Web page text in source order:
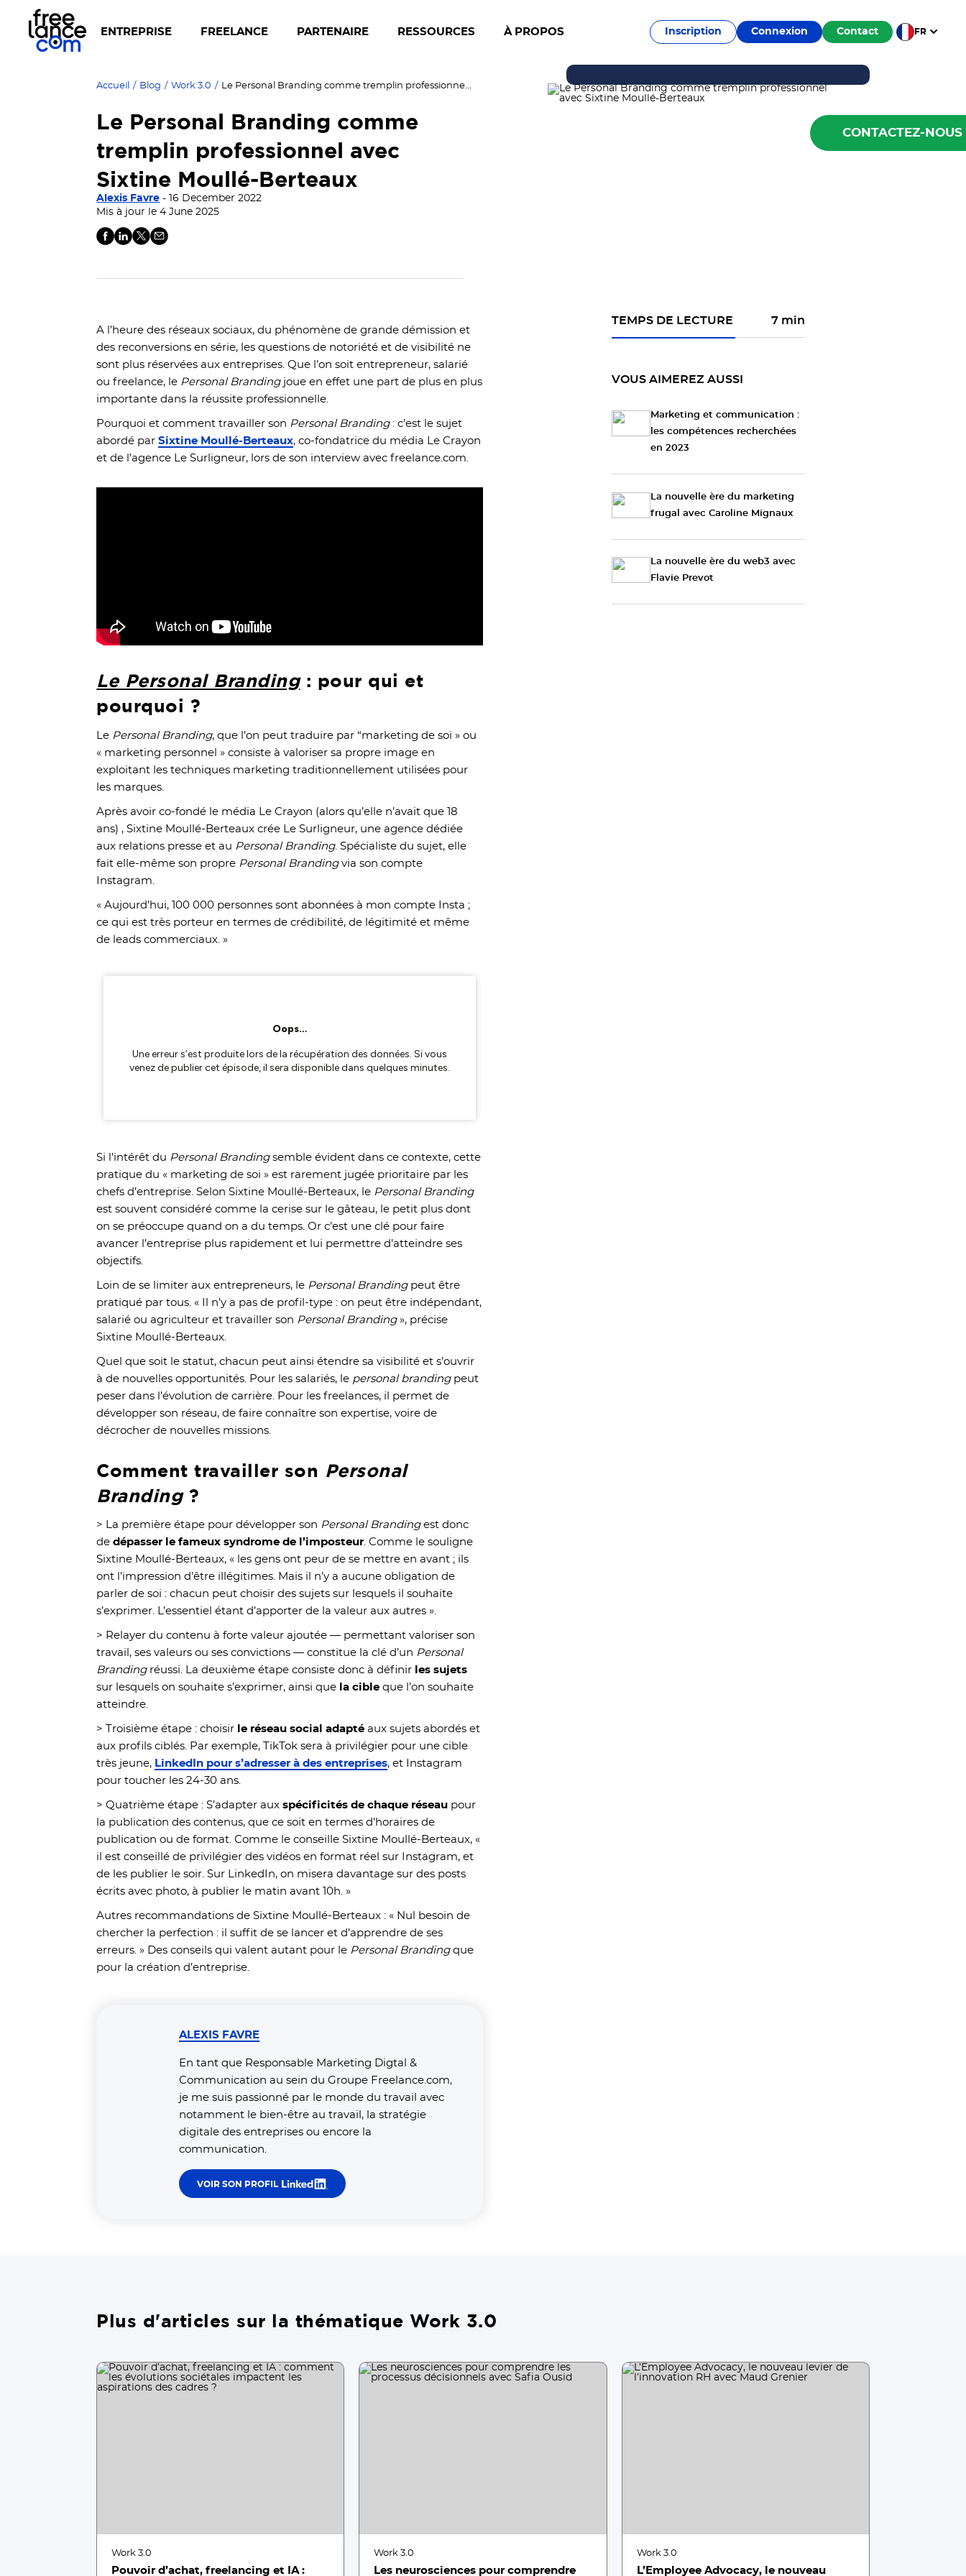
ENTREPRISE FREELANCE PARTENAIRE RESSOURCES À PROPOS Inscription Connexion Contact FR
Accueil / Blog / Work 3.0 / Le Personal Branding comme tremplin professionnel avec Sixtine Moullé-Berteaux
Le Personal Branding comme
tremplin professionnel avec
Sixtine Moullé-Berteaux
Alexis Favre - 16 December 2022
Mis à jour le 4 June 2025
A l’heure des réseaux sociaux, du phénomène de grande démission et
des reconversions en série, les questions de notoriété et de visibilité ne
sont plus réservées aux entreprises. Que l’on soit entrepreneur, salarié
ou freelance, le Personal Brandingjoue en effet une part de plus en plus
importante dans la réussite professionnelle.
Pourquoi et comment travailler son Personal Branding: c’est le sujet
abordé parSixtine Moullé-Berteaux, co-fondatrice du média Le Crayon
et de l’agence Le Surligneur, lors de son interview avec freelance.com.
Le Personal Branding: pour qui et
pourquoi ?
Le Personal Branding, que l’on peut traduire par “marketing de soi » ou
« marketing personnel » consiste à valoriser sa propre image en
exploitant les techniques marketing traditionnellement utilisées pour
les marques.
Après avoir co-fondé le média Le Crayon (alors qu’elle n’avait que 18
ans) , Sixtine Moullé-Berteaux crée Le Surligneur, une agence dédiée
aux relations presse et au Personal Branding. Spécialiste du sujet, elle
fait elle-même son propre Personal Brandingvia son compte
Instagram.
« Aujourd’hui, 100 000 personnes sont abonnées à mon compte Insta ;
ce qui est très porteur en termes de crédibilité, de légitimité et même
de leads commerciaux. »
Si l’intérêt du Personal Brandingsemble évident dans ce contexte, cette
pratique du « marketing de soi » est rarement jugée prioritaire par les
chefs d’entreprise. Selon Sixtine Moullé-Berteaux, le Personal Branding
est souvent considéré comme la cerise sur le gâteau, le petit plus dont
on se préoccupe quand on a du temps. Or c’est une clé pour faire
avancer l’entreprise plus rapidement et lui permettre d’atteindre ses
objectifs.
Loin de se limiter aux entrepreneurs, le Personal Branding peut être
pratiqué par tous. « Il n’y a pas de profil-type : on peut être indépendant,
salarié ou agriculteur et travailler son Personal Branding», précise
Sixtine Moullé-Berteaux.
Quel que soit le statut, chacun peut ainsi étendre sa visibilité et s’ouvrir
à de nouvelles opportunités. Pour les salariés, le personal brandingpeut
peser dans l’évolution de carrière. Pour les freelances, il permet de
développer son réseau, de faire connaître son expertise, voire de
décrocher de nouvelles missions.
Comment travailler son Personal
Branding?
> La première étape pour développer son Personal Brandingest donc
dedépasser le fameux syndrome de l’imposteur. Comme le souligne
Sixtine Moullé-Berteaux, « les gens ont peur de se mettre en avant ; ils
ont l’impression d’être illégitimes. Mais il n’y a aucune obligation de
parler de soi : chacun peut choisir des sujets sur lesquels il souhaite
s’exprimer. L’essentiel étant d’apporter de la valeur aux autres ».
> Relayer du contenu à forte valeur ajoutée — permettant valoriser son
travail, ses valeurs ou ses convictions — constitue la clé d’un Personal
Brandingréussi. La deuxième étape consiste donc à définir les sujets
sur lesquels on souhaite s’exprimer, ainsi que la cible que l’on souhaite
atteindre.
> Troisième étape : choisir le réseau social adapté aux sujets abordés et
aux profils ciblés. Par exemple, TikTok sera à privilégier pour une cible
très jeune, LinkedIn pour s’adresser à des entreprises, et Instagram
pour toucher les 24-30 ans.
> Quatrième étape : S’adapter auxspécificités de chaque réseau pour
la publication des contenus, que ce soit en termes d’horaires de
publication ou de format. Comme le conseille Sixtine Moullé-Berteaux, «
il est conseillé de privilégier des vidéos en format réel sur Instagram, et
de les publier le soir. Sur LinkedIn, on misera davantage sur des posts
écrits avec photo, à publier le matin avant 10h. »
Autres recommandations de Sixtine Moullé-Berteaux : « Nul besoin de
chercher la perfection : il suffit de se lancer et d’apprendre de ses
erreurs. » Des conseils qui valent autant pour le Personal Brandingque
pour la création d’entreprise.
ALEXIS FAVRE
En tant que Responsable Marketing Digtal &
Communication au sein du Groupe Freelance.com,
je me suis passionné par le monde du travail avec
notamment le bien-être au travail, la stratégie
digitale des entreprises ou encore la
communication.
VOIR SON PROFIL
TEMPS DE LECTURE 7 min
VOUS AIMEREZ AUSSI
Marketing et communication :
les compétences recherchées
en 2023
La nouvelle ère du marketing
frugal avec Caroline Mignaux
La nouvelle ère du web3 avec
Flavie Prevot
Plus d'articles sur la thématique Work 3.0
Work 3.0
Pouvoir d’achat, freelancing et IA :
Work 3.0
Les neurosciences pour comprendre
Work 3.0
L’Employee Advocacy, le nouveau
CONTACTEZ-NOUS